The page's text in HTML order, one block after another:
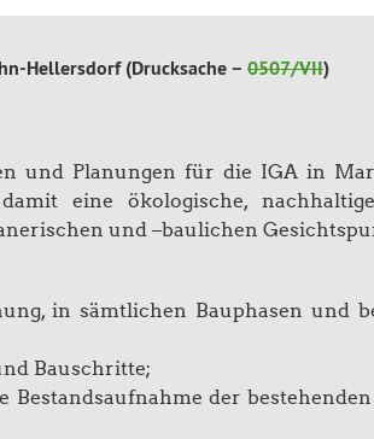
Hellersdorf (Drucksache – 0507/VII)
und Planungen für die IGA in
eine ökologische,
und –baulichen
in sämtlichen Bauphasen und
Bauschritte;
der